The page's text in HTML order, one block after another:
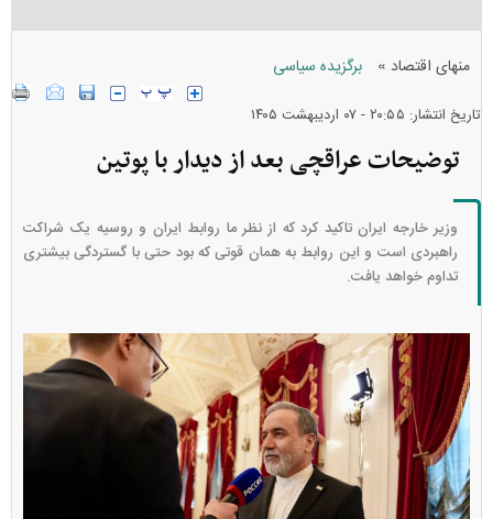
منهای اقتصاد » برگزیده سیاسی
تاریخ انتشار: ۲۰:۵۵ - ۰۷ ارديبهشت ۱۴۰۵
توضیحات عراقچی بعد از دیدار با پوتین
وزیر خارجه ایران تاکید کرد که از نظر ما روابط ایران و روسیه یک شراکت
راهبردی است و این روابط به همان قوتی که بود حتی با گستردگی بیشتری
تداوم خواهد یافت.